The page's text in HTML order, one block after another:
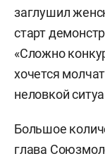
заглушил
старт
«Сложно
хочется
неловкой
Большое
глава